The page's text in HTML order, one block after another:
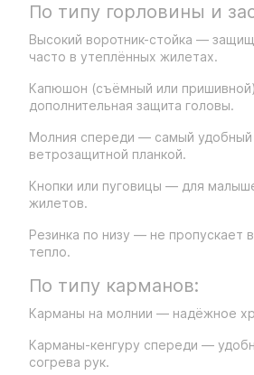
По типу горловины и
Высокий воротник-стойка —
часто в утеплённых жилетах.
Капюшон (съёмный или
дополнительная защита головы.
Молния спереди — самый удобный
ветрозащитной планкой.
Кнопки или пуговицы — для
жилетов.
Резинка по низу — не пропускает
тепло.
По типу карманов:
Карманы на молнии — надёжное
Карманы-кенгуру спереди —
согрева рук.